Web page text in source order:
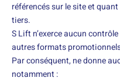
référencés sur le site et
tiers.
S Lift n’exerce aucun
autres formats
Par conséquent, ne donne
notamment :